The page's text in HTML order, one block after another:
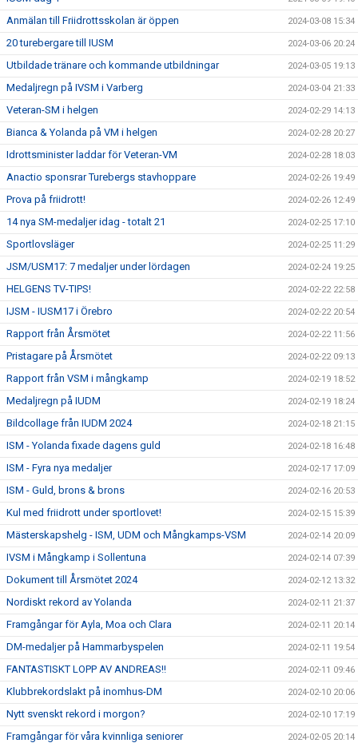
Anmälan till Friidrottsskolan är öppen 2024-03-08 15:34
20 turebergare till IUSM 2024-03-06 20:24
Utbildade tränare och kommande utbildningar 2024-03-05 19:13
Medaljregn på IVSM i Varberg 2024-03-04 21:33
Veteran-SM i helgen 2024-02-29 14:13
Bianca & Yolanda på VM i helgen 2024-02-28 20:27
Idrottsminister laddar för Veteran-VM 2024-02-28 18:03
Anactio sponsrar Turebergs stavhoppare 2024-02-26 19:49
Prova på friidrott! 2024-02-26 12:49
14 nya SM-medaljer idag - totalt 21 2024-02-25 17:10
Sportlovsläger 2024-02-25 11:29
JSM/USM17: 7 medaljer under lördagen 2024-02-24 19:25
HELGENS TV-TIPS! 2024-02-22 22:58
IJSM - IUSM17 i Örebro 2024-02-22 20:54
Rapport från Årsmötet 2024-02-22 11:56
Pristagare på Årsmötet 2024-02-22 09:13
Rapport från VSM i mångkamp 2024-02-19 18:52
Medaljregn på IUDM 2024-02-19 18:24
Bildcollage från IUDM 2024 2024-02-18 21:15
ISM - Yolanda fixade dagens guld 2024-02-18 16:48
ISM - Fyra nya medaljer 2024-02-17 17:09
ISM - Guld, brons & brons 2024-02-16 20:53
Kul med friidrott under sportlovet! 2024-02-15 15:39
Mästerskapshelg - ISM, UDM och Mångkamps-VSM 2024-02-14 20:09
IVSM i Mångkamp i Sollentuna 2024-02-14 07:39
Dokument till Årsmötet 2024 2024-02-12 13:32
Nordiskt rekord av Yolanda 2024-02-11 21:37
Framgångar för Ayla, Moa och Clara 2024-02-11 20:14
DM-medaljer på Hammarbyspelen 2024-02-11 19:54
FANTASTISKT LOPP AV ANDREAS!! 2024-02-11 09:46
Klubbrekordslakt på inomhus-DM 2024-02-10 20:06
Nytt svenskt rekord i morgon? 2024-02-10 17:19
Framgångar för våra kvinnliga seniorer 2024-02-05 20:14